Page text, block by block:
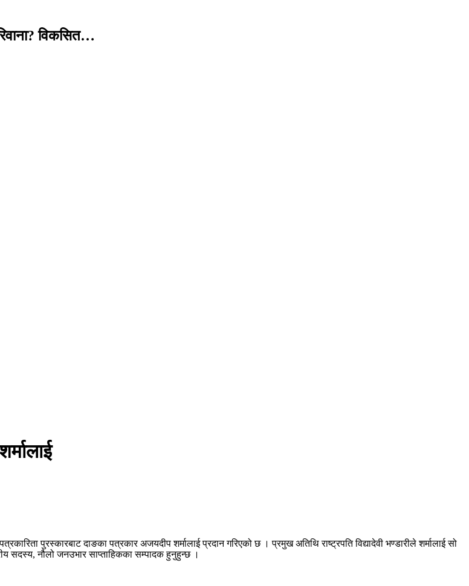
विकसित…
पुरस्कारबाट दाङका पत्रकार अजयदीप शर्मालाई प्रदान गरिएको छ । प्रमुख अतिथि राष्ट्रपति विद्यादेवी भण्डारीले शर्मालाई सो
सदस्य, नौलो जनउभार साप्ताहिकका सम्पादक हुनुहुन्छ ।